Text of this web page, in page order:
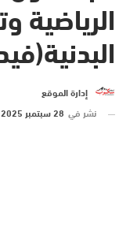
الرياضية
إدارة الموقع
نشر في 28 سبتمبر 2025 الساعة 19 و 29 دقيقة